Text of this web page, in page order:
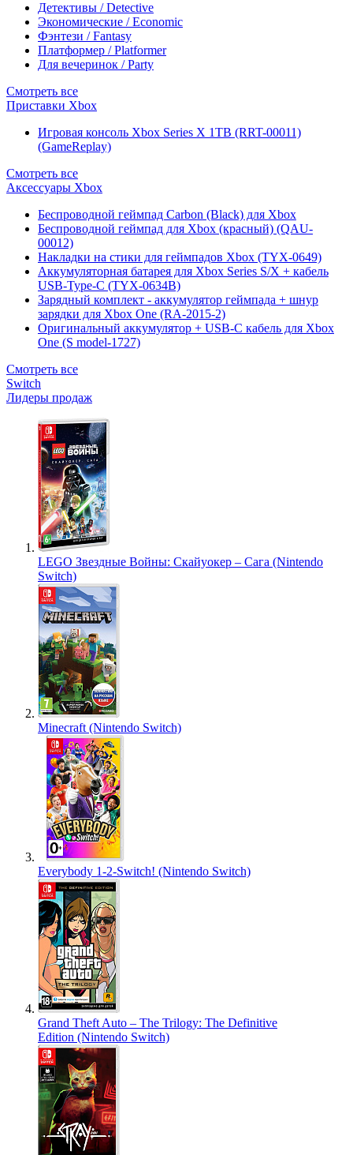
Детективы / Detective
Экономические / Economic
Фэнтези / Fantasy
Платформер / Platformer
Для вечеринок / Party
Смотреть все
Приставки Xbox
Игровая консоль Xbox Series X 1TB (RRT-00011)
(GameReplay)
Смотреть все
Аксессуары Xbox
Беспроводной геймпад Carbon (Black) для Xbox
Беспроводной геймпад для Xbox (красный) (QAU-
00012)
Накладки на стики для геймпадов Xbox (TYX-0649)
Аккумуляторная батарея для Xbox Series S/X + кабель
USB-Type-C (TYX-0634B)
Зарядный комплект - аккумулятор геймпада + шнур
зарядки для Xbox One (RA-2015-2)
Оригинальный аккумулятор + USB-C кабель для Xbox
One (S model-1727)
Смотреть все
Switch
Лидеры продаж
LEGO Звездные Войны: Скайуокер – Сага (Nintendo
Switch)
Minecraft (Nintendo Switch)
Everybody 1-2-Switch! (Nintendo Switch)
Grand Theft Auto – The Trilogy: The Definitive
Edition (Nintendo Switch)